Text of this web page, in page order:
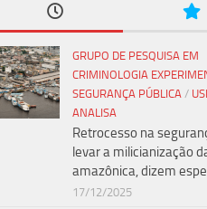
GRUPO DE PESQUISA EM
CRIMINOLOGIA
SEGURANÇA PÚBLICA /
ANALISA
Retrocesso na
levar a milicianização
amazônica, dizem
17/12/2025